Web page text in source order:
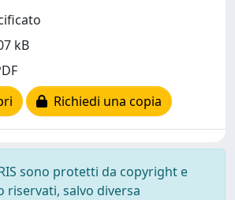
kB
Richiedi una copia
sono protetti da copyright e
salvo diversa